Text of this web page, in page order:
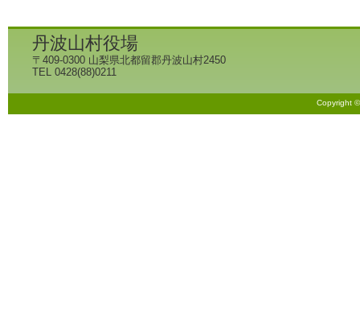
丹波山村役場
〒409-0300 山梨県北都留郡丹波山村2450
TEL 0428(88)0211
Copyright